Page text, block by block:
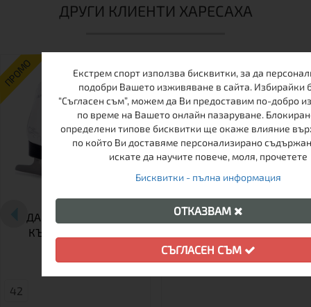
ДРУГИ КЛИЕНТИ ХАРЕСАХА
ПРОМО
-17%
ДАМСКИ ФИГУРНИ
КЪНКИ FLORENCE
42
ПРОМО
-17%
ДАМСКИ ФИГУРНИ
WHITE II | КЛАСИЧЕСКИ
БЕЛИ
Екстрем спорт използва бисквитки, за да
подобри Вашето изживяване в сайта. Избирайки
“Съгласен съм”, можем да Ви предоставим по-добро
по време на Вашето онлайн пазаруване.
определени типове бисквитки ще окаже влияние
по който Ви доставяме персонализирано
искате да научите повече, моля, прочетете
Бисквитки - пълна информация
ОТКАЗВАМ
СЪГЛАСЕН СЪМ